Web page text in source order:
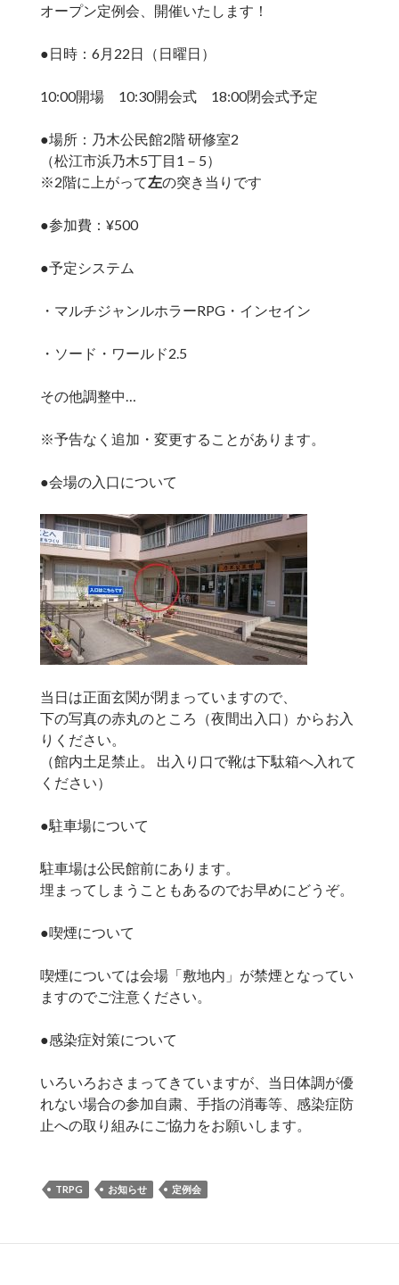
オープン定例会、開催いたします！
●日時：6月22日（日曜日）
10:00開場 10:30開会式 18:00閉会式予定
●場所：乃木公民館2階 研修室2
（松江市浜乃木5丁目1－5）
※2階に上がって左の突き当りです
●参加費：¥500
●予定システム
・マルチジャンルホラーRPG・インセイン
・ソード・ワールド2.5
その他調整中…
※予告なく追加・変更することがあります。
●会場の入口について
当日は正面玄関が閉まっていますので、
下の写真の赤丸のところ（夜間出入口）からお入
りください。
（館内土足禁止。 出入り口で靴は下駄箱へ入れて
ください）
●駐車場について
駐車場は公民館前にあります。
埋まってしまうこともあるのでお早めにどうぞ。
●喫煙について
喫煙については会場「敷地内」が禁煙となってい
ますのでご注意ください。
●感染症対策について
いろいろおさまってきていますが、当日体調が優
れない場合の参加自粛、手指の消毒等、感染症防
止への取り組みにご協力をお願いします。
TRPG お知らせ 定例会